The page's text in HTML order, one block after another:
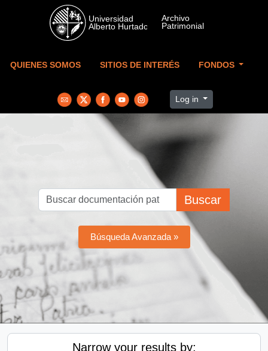
Skip to main content
QUIENES SOMOS SITIOS DE INTERÉS FONDOS
Log in
Buscar
Búsqueda Avanzada »
Narrow your results by: